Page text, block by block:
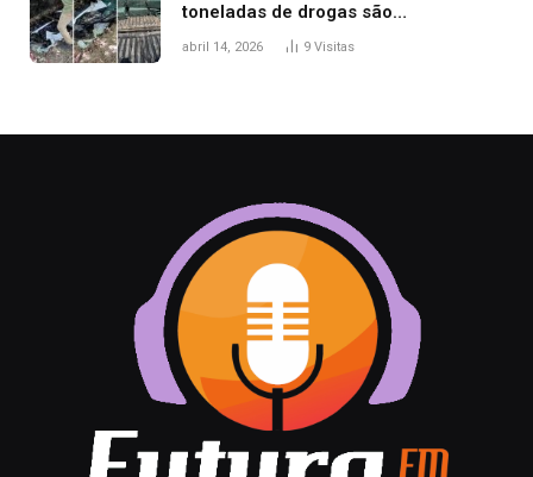
toneladas de drogas são
apreendidas no TO em três meses
abril 14, 2026 9 Visitas